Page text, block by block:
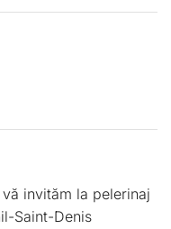
invităm la pelerinaj
Saint-Denis